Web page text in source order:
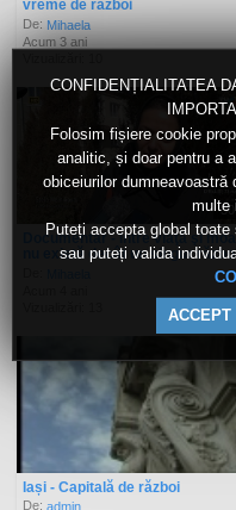
CONFIDENȚIALITATEA
Folosim fișiere cookie
analitic, și doar pentru a
obiceiurilor
multe
Puteți accepta global toate
sau puteți valida
ACCEPT
vreme de război
De:Mihaela
Acum 3 ani
Documentar - Între viaţă şi
nu există decât un singur
Iași - Capitală de război
De:admin